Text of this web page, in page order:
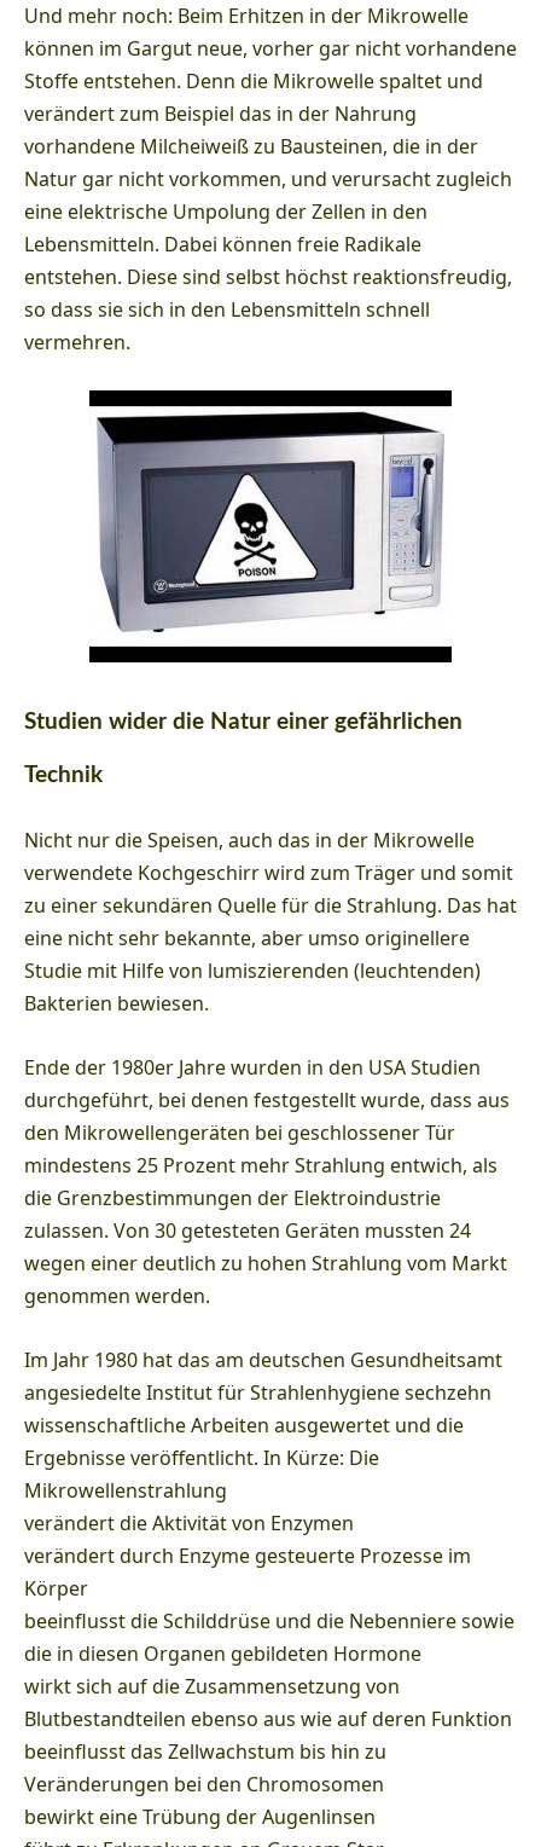
Und mehr noch: Beim Erhitzen in der Mikrowelle
können im Gargut neue, vorher gar nicht vorhandene
Stoffe entstehen. Denn die Mikrowelle spaltet und
verändert zum Beispiel das in der Nahrung
vorhandene Milcheiweiß zu Bausteinen, die in der
Natur gar nicht vorkommen, und verursacht zugleich
eine elektrische Umpolung der Zellen in den
Lebensmitteln. Dabei können freie Radikale
entstehen. Diese sind selbst höchst reaktionsfreudig,
so dass sie sich in den Lebensmitteln schnell
vermehren.
Studien wider die Natur einer gefährlichen
Technik
Nicht nur die Speisen, auch das in der Mikrowelle
verwendete Kochgeschirr wird zum Träger und somit
zu einer sekundären Quelle für die Strahlung. Das hat
eine nicht sehr bekannte, aber umso originellere
Studie mit Hilfe von lumiszierenden (leuchtenden)
Bakterien bewiesen.
Ende der 1980er Jahre wurden in den USA Studien
durchgeführt, bei denen festgestellt wurde, dass aus
den Mikrowellengeräten bei geschlossener Tür
mindestens 25 Prozent mehr Strahlung entwich, als
die Grenzbestimmungen der Elektroindustrie
zulassen. Von 30 getesteten Geräten mussten 24
wegen einer deutlich zu hohen Strahlung vom Markt
genommen werden.
Im Jahr 1980 hat das am deutschen Gesundheitsamt
angesiedelte Institut für Strahlenhygiene sechzehn
wissenschaftliche Arbeiten ausgewertet und die
Ergebnisse veröffentlicht. In Kürze: Die
Mikrowellenstrahlung
verändert die Aktivität von Enzymen
verändert durch Enzyme gesteuerte Prozesse im
Körper
beeinflusst die Schilddrüse und die Nebenniere sowie
die in diesen Organen gebildeten Hormone
wirkt sich auf die Zusammensetzung von
Blutbestandteilen ebenso aus wie auf deren Funktion
beeinflusst das Zellwachstum bis hin zu
Veränderungen bei den Chromosomen
bewirkt eine Trübung der Augenlinsen